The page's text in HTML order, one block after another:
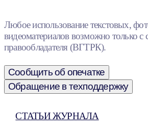
Любое использование текстовых,
видеоматериалов возможно только с
правообладателя (ВГТРК).
Сообщить об опечатке
Обращение в техподдержку
СТАТЬИ ЖУРНАЛА